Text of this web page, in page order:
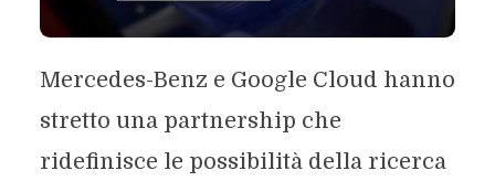
Mercedes-Benz e Google Cloud hanno
stretto una partnership che
ridefinisce le possibilità della ricerca